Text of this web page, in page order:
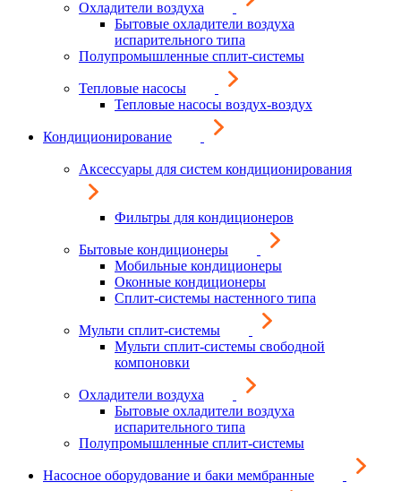
Охладители воздуха
Бытовые охладители воздуха
испарительного типа
Полупромышленные сплит-системы
Тепловые насосы
Тепловые насосы воздух-воздух
Кондиционирование
Аксессуары для систем кондиционирования
Фильтры для кондиционеров
Бытовые кондиционеры
Мобильные кондиционеры
Оконные кондиционеры
Сплит-системы настенного типа
Мульти сплит-системы
Мульти сплит-системы свободной
компоновки
Охладители воздуха
Бытовые охладители воздуха
испарительного типа
Полупромышленные сплит-системы
Насосное оборудование и баки мембранные